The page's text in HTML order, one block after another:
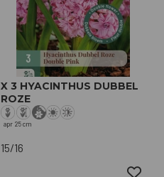
X 3 HYACINTHUS DUBBEL
ROZE
apr 25 cm
15/16